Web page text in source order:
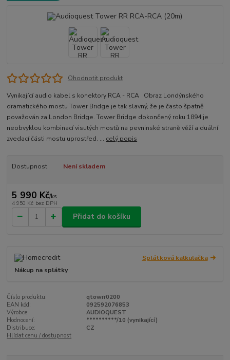
Ohodnotit produkt
Vynikající audio kabel s konektory RCA - RCA Obraz Londýnského
dramatického mostu Tower Bridge je tak slavný, že je často špatně
považován za London Bridge. Tower Bridge dokončený roku 1894 je
neobvyklou kombinací visutých mostů na pevninské straně věží a duální
zvedací části mostu uprostřed. ... celý popis
Dostupnost Není skladem
5 990 Kč/ks
4 950 Kč bez DPH
Přidat do košíku
Splátková kalkulačka
Nákup na splátky
Číslo produktu:
qtowrr0200
EAN kód:
092592076853
Výrobce:
AUDIOQUEST
Hodnocení:
**********/10 (vynikající)
Distribuce:
CZ
Hlídat cenu / dostupnost